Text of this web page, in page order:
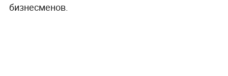
бизнесменов.